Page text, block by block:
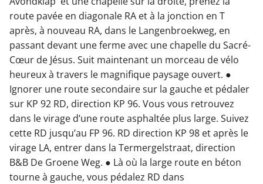
route pavée en diagonale RA et à la jonction en T
après, à nouveau RA, dans le Langenbroekweg, en
passant devant une ferme avec une chapelle du Sacré-
Cœur de Jésus. Suit maintenant un morceau de vélo
heureux à travers le magnifique paysage ouvert. ●
Ignorer une route secondaire sur la gauche et pédaler
sur KP 92 RD, direction KP 96. Vous vous retrouvez
dans le virage d’une route asphaltée plus large. Suivez
cette RD jusqu’au FP 96. RD direction KP 98 et après le
virage LA, entrer dans la Termergelstraat, direction
B&B De Groene Weg. ● Là où la large route en béton
tourne à gauche, vous pédalez RD dans